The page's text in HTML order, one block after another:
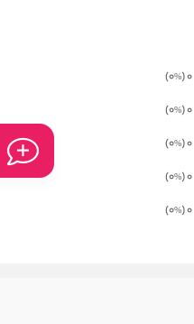
0
(0
%
)
0
(0
%
)
0
(0
%
)
0
(0
%
)
0
(0
%
)